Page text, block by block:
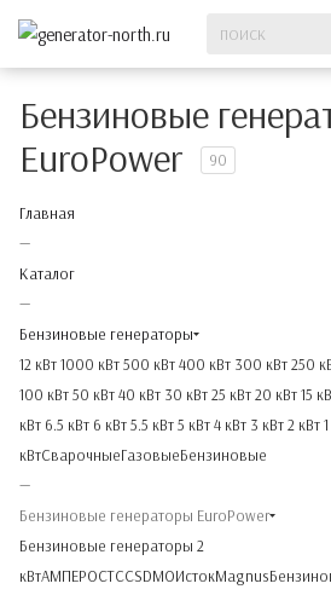
Бензиновые
EuroPower
90
Главная
—
Каталог
—
Бензиновые генераторы
12 кВт1000 кВт500 кВт400 кВт 300 кВт250
100 кВт50 кВт40 кВт 30 кВт25 кВт20 кВт15
кВт 6.5 кВт 6 кВт5.5 кВт5 кВт4 кВт 3 кВт2 кВт1
кВтСварочныеГазовыеБензиновые
—
Бензиновые генераторы EuroPower
Бензиновые генераторы 2
кВтАМПЕРОСТССSDMOИстокMagnus